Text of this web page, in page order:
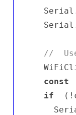
//
const
if